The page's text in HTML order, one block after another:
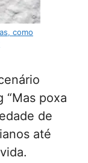
como
“Mas poxa
de
até